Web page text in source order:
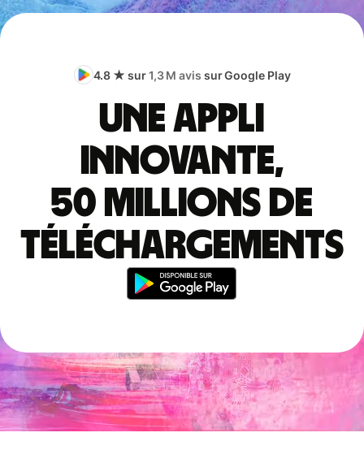
4.8 ★ sur1,3 M avis sur Google Play
Une appli
innovante,
50 millions de
téléchargements